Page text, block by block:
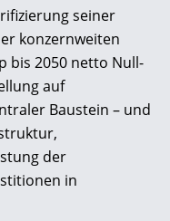
seiner
konzernweiten
bis 2050 netto Null-
auf
Baustein – und
der
in